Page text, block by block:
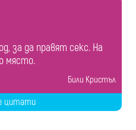
за да правят секс. На
място.
Били Кристъл
цитати